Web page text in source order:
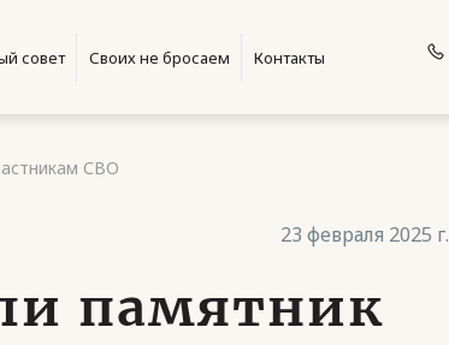
совет Своих не бросаем Контакты
СВО
23 февраля 2025 г.
памятник